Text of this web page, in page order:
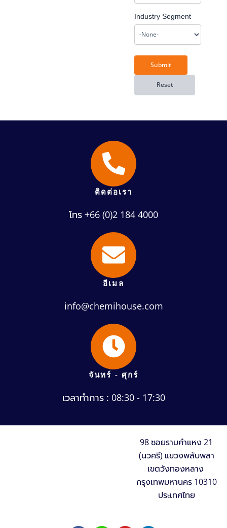
Industry Segment
ติดต่อเรา
โทร +66 (0)2 184 4000
อีเมล
info@chemihouse.com
จันทร์ - ศุกร์
เวลาทำการ : 08:30 - 17:30
98 ซอยรามคำแหง 21
(นวศรี) แขวงพลับพลา
เขตวังทองหลาง
กรุงเทพมหานคร 10310
ประเทศไทย